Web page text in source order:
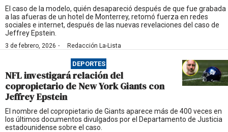
El caso de la modelo, quién desapareció después de que fue grabada
a las afueras de un hotel de Monterrey, retomó fuerza en redes
sociales e internet, después de las nuevas revelaciones del caso de
Jeffrey Epstein.
3 de febrero, 2026 · Redacción La-Lista
DEPORTES
NFL investigará relación del
copropietario de New York Giants con
Jeffrey Epstein
El nombre del copropietario de Giants aparece más de 400 veces en
los últimos documentos divulgados por el Departamento de Justicia
estadounidense sobre el caso.